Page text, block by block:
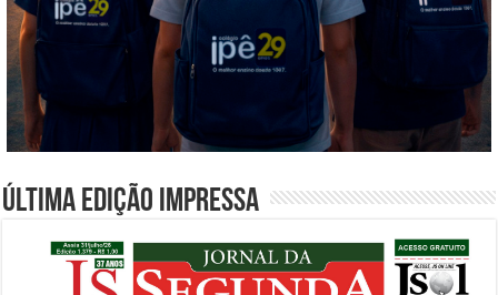
Última edição impressa